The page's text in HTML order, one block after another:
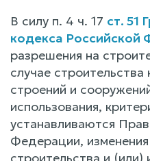
В силу п. 4 ч. 17 ст. 51
кодекса Российской
разрешения на
случае
строений и
использования,
устанавливаются
Федерации,
строительства и (или)